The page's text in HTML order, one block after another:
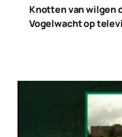
Knotten van wilgen
Vogelwacht op